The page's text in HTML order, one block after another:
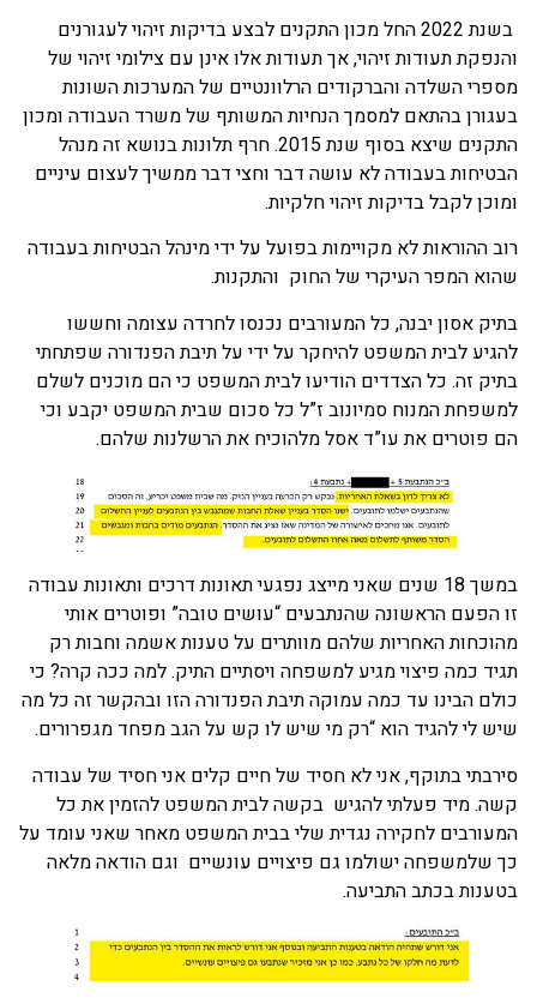
בשנת 2022 החל מכון התקנים לבצע בדיקות זיהוי לעגורנים
והנפקת תעודות זיהוי, אך תעודות אלו אינן עם צילומי זיהוי של
מספרי השלדה והברקודים הרלוונטיים של המערכות השונות
בעגורן בהתאם למסמך הנחיות המשותף של משרד העבודה ומכון
התקנים שיצא בסוף שנת 2015. חרף תלונות בנושא זה מנהל
הבטיחות בעבודה לא עושה דבר וחצי דבר ממשיך לעצום עיניים
ומוכן לקבל בדיקות זיהוי חלקיות.
רוב ההוראות לא מקויימות בפועל על ידי מינהל הבטיחות בעבודה
שהוא המפר העיקרי של החוק והתקנות.
בתיק אסון יבנה, כל המעורבים נכנסו לחרדה עצומה וחששו
להגיע לבית המשפט להיחקר על ידי על תיבת הפנדורה שפתחתי
בתיק זה. כל הצדדים הודיעו לבית המשפט כי הם מוכנים לשלם
למשפחת המנוח סמיונוב ז”ל כל סכום שבית המשפט יקבע וכי
הם פוטרים את עו”ד אסל מלהוכיח את הרשלנות שלהם.
במשך 18 שנים שאני מייצג נפגעי תאונות דרכים ותאונות עבודה
זו הפעם הראשונה שהנתבעים “עושים טובה” ופוטרים אותי
מהוכחות האחריות שלהם מוותרים על טענות אשמה וחבות רק
תגיד כמה פיצוי מגיע למשפחה ויסתיים התיק. למה ככה קרה? כי
כולם הבינו עד כמה עמוקה תיבת הפנדורה הזו ובהקשר זה כל מה
שיש לי להגיד הוא “רק מי שיש לו קש על הגב מפחד מגפרורים.
סירבתי בתוקף, אני לא חסיד של חיים קלים אני חסיד של עבודה
קשה. מיד פעלתי להגיש בקשה לבית המשפט להזמין את כל
המעורבים לחקירה נגדית שלי בבית המשפט מאחר שאני עומד על
כך שלמשפחה ישולמו גם פיצויים עונשיים וגם הודאה מלאה
בטענות בכתב התביעה.